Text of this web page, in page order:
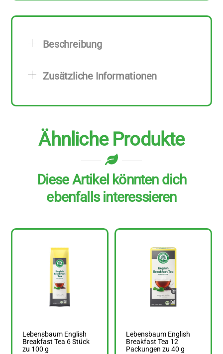
Stück
Beschreibung
Zusätzliche Informationen
Ähnliche Produkte
Diese Artikel könnten dich
ebenfalls interessieren
Lebensbaum English
Breakfast Tea 6 Stück
zu 100 g
Lebensbaum English
Breakfast Tea 12
Packungen zu 40 g